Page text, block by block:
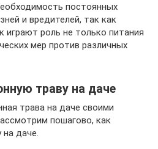
постоянных
и вредителей, так как
роль не только питания
мер против различных
траву на даче
трава на даче своими
пошагово, как
на даче.